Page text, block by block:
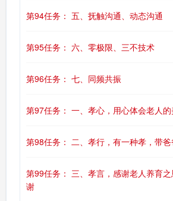
第94任务： 五、抚触沟通、动态沟通
第95任务： 六、零极限、三不技术
第96任务： 七、同频共振
第97任务： 一、孝心，用心体会老人
第98任务： 二、孝行，有一种孝，带
第99任务： 三、孝言，感谢老人养育
谢